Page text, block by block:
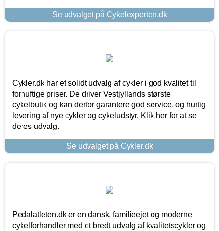
Se udvalget på Cykelexperten.dk
Cykler.dk har et solidt udvalg af cykler i god kvalitet til
fornuftige priser. De driver Vestjyllands største
cykelbutik og kan derfor garantere god service, og hurtig
levering af nye cykler og cykeludstyr. Klik her for at se
deres udvalg.
Se udvalget på Cykler.dk
Pedalatleten.dk er en dansk, familieejet og moderne
cykelforhandler med et bredt udvalg af kvalitetscykler og